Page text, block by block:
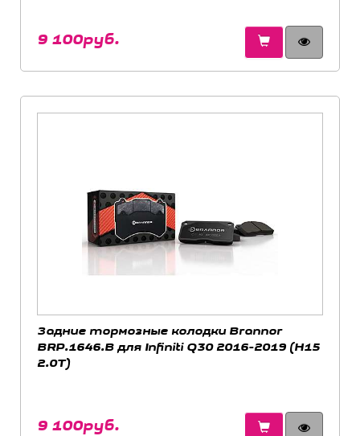
9 100руб.
Задние тормозные колодки Brannor
BRP.1646.B для Infiniti Q30 2016-2019 (H15
2.0T)
9 100руб.